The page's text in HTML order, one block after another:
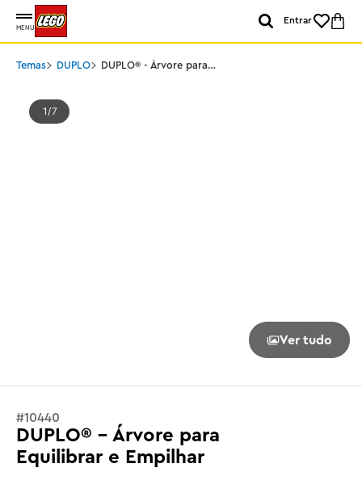
MENU
Entrar
Temas DUPLO
DUPLO® - Árvore para
1 7
Ver tudo
#10440
DUPLO® - Árvore para
Equilibrar e Empilhar